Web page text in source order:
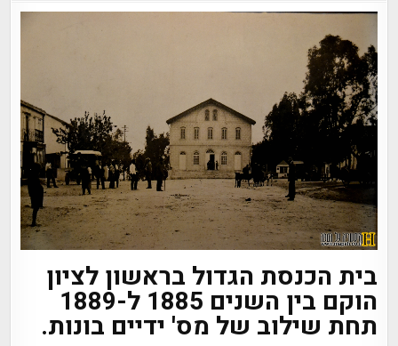
בית הכנסת הגדול בראשון לציון
הוקם בין השנים 1885 ל-1889
תחת שילוב של מס' ידיים בונות.